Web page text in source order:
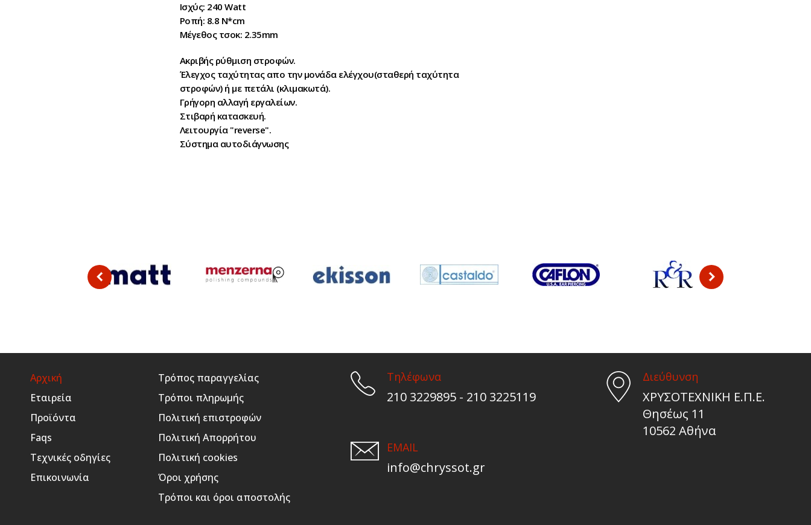
Ισχύς: 240 Watt
Ροπή: 8.8 N*cm
Μέγεθος τσοκ: 2.35mm
Ακριβής ρύθμιση στροφών.
Έλεγχος ταχύτητας απο την μονάδα ελέγχου(σταθερή ταχύτητα
στροφών) ή με πετάλι (κλιμακωτά).
Γρήγορη αλλαγή εργαλείων.
Στιβαρή κατασκευή.
Λειτουργία "reverse".
Σύστημα αυτοδιάγνωσης
Αρχική
Εταιρεία
Προϊόντα
Faqs
Τεχνικές οδηγίες
Επικοινωνία
Τρόπος παραγγελίας
Τρόποι πληρωμής
Πολιτική επιστροφών
Πολιτική Απορρήτου
Πολιτική cookies
Όροι χρήσης
Τρόποι και όροι αποστολής
Τηλέφωνα
210 3229895 - 210 3225119
EMAIL
info@chryssot.gr
Διεύθυνση
ΧΡΥΣΟΤΕΧΝΙΚΗ Ε.Π.Ε.
Θησέως 11
10562 Αθήνα